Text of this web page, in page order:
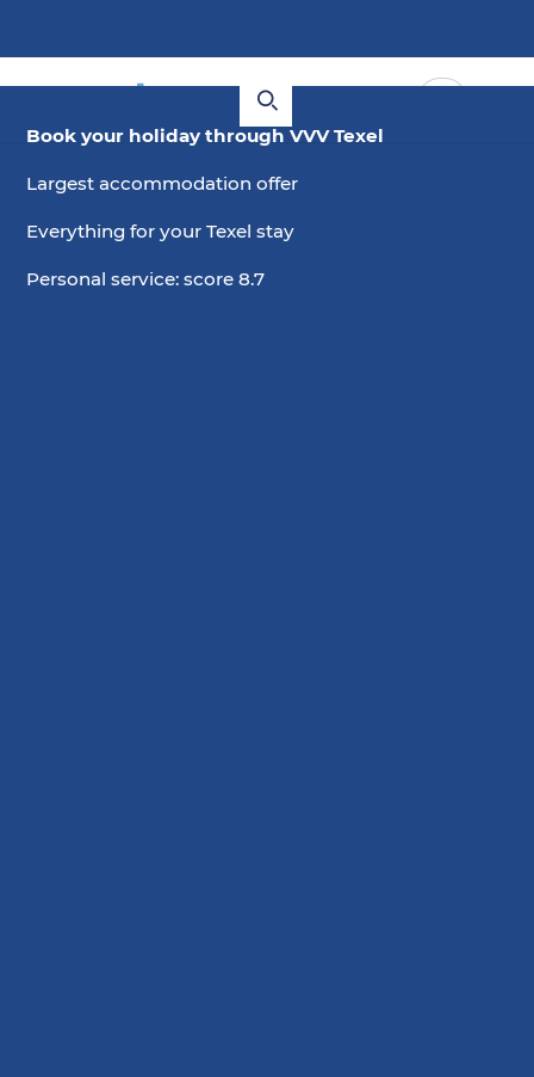
Book your holiday through VVV Texel
Largest accommodation offer
Everything for your Texel stay
Personal service: score 8.7